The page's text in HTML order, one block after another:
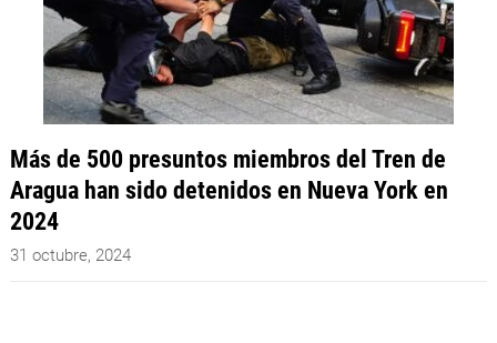
Más de 500 presuntos miembros del Tren de
Aragua han sido detenidos en Nueva York en
2024
31 octubre, 2024